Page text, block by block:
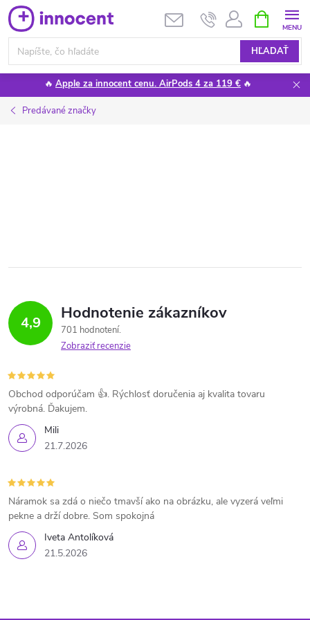
Prejsť
na
obsah
HĽADAŤ
KOŠÍK
🔥 Apple za innocent cenu. AirPods 4 za 119 € 🔥
Predávané značky
4,9 Hodnotenie zákazníkov
701 hodnotení
Zobraziť recenzie
Mili
21.7.2026
Obchod odporúčam 👍. Rýchlosť doručenia aj kvalita tovaru
výrobná. Ďakujem.
Iveta Antolíková
21.5.2026
Náramok sa zdá o niečo tmavší ako na obrázku, ale vyzerá veľmi
pekne a drží dobre. Som spokojná